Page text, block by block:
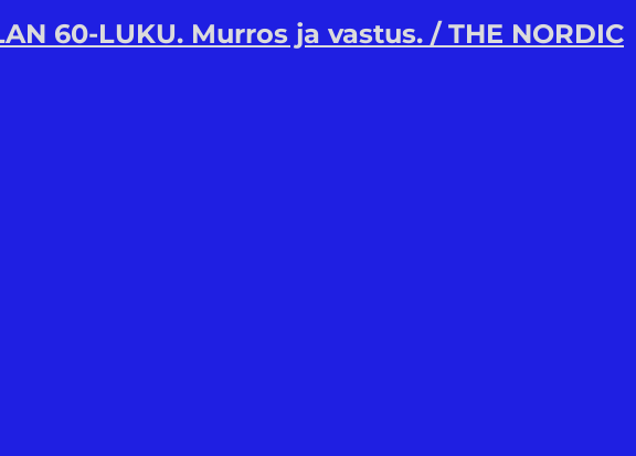
60-LUKU. Murros ja vastus. / THE NORDIC